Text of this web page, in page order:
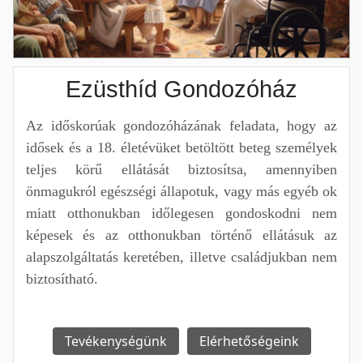
Ezüsthíd Gondozóház
Az időskorúak gondozóházának feladata, hogy az
idősek és a 18. életévüket betöltött beteg személyek
teljes körű ellátását biztosítsa, amennyiben
önmagukról egészségi állapotuk, vagy más egyéb ok
miatt otthonukban időlegesen gondoskodni nem
képesek és az otthonukban történő ellátásuk az
alapszolgáltatás keretében, illetve családjukban nem
biztosítható.
Tevékenységünk Elérhetőségeink